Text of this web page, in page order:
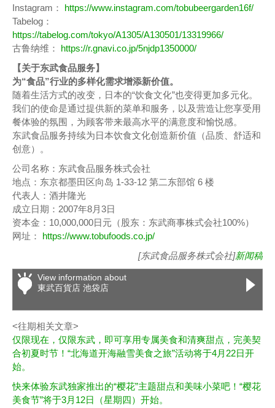
Instagram： https://www.instagram.com/tobubeergarden16f/
Tabelog：
https://tabelog.com/tokyo/A1305/A130501/13319966/
古鲁纳维： https://r.gnavi.co.jp/5njdp1350000/
【关于东武食品服务】
为“食品”行业的多样化需求增添新价值。
随着生活方式的改变，日本的“饮食文化”也变得更加多元化。
我们的使命是通过提供新的菜单和服务，以及营造让您享受用
餐体验的氛围，为顾客带来最高水平的满意度和愉悦感。
东武食品服务持续为日本饮食文化创造新价值（品质、舒适和
创意）。
公司名称：东武食品服务株式会社
地点：东京都墨田区向岛 1-33-12 第二东部馆 6 楼
代表人：酒井隆光
成立日期：2007年8月3日
资本金：10,000,000日元（股东：东武商事株式会社100%）
网址： https://www.tobufoods.co.jp/
[东武食品服务株式会社]新闻稿
View information about
東武百貨店 池袋店
<往期相关文章>
仅限现在，仅限东武，即可享用专属美食和清爽甜点，完美契
合初夏时节！“北海道开海融雪美食之旅”活动将于4月22日开
始。
快来体验东武独家推出的“樱花”主题甜点和美味小菜吧！“樱花
美食节”将于3月12日（星期四）开始。